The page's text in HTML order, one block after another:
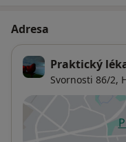
Adresa
Praktický
Svornosti 86/2,